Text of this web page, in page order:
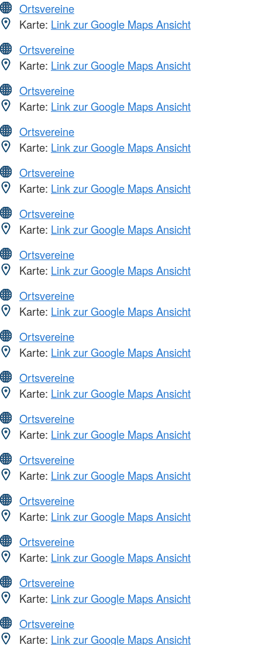
Ortsvereine
Karte: Link zur Google Maps Ansicht
Ortsvereine
Karte: Link zur Google Maps Ansicht
Ortsvereine
Karte: Link zur Google Maps Ansicht
Ortsvereine
Karte: Link zur Google Maps Ansicht
Ortsvereine
Karte: Link zur Google Maps Ansicht
Ortsvereine
Karte: Link zur Google Maps Ansicht
Ortsvereine
Karte: Link zur Google Maps Ansicht
Ortsvereine
Karte: Link zur Google Maps Ansicht
Ortsvereine
Karte: Link zur Google Maps Ansicht
Ortsvereine
Karte: Link zur Google Maps Ansicht
Ortsvereine
Karte: Link zur Google Maps Ansicht
Ortsvereine
Karte: Link zur Google Maps Ansicht
Ortsvereine
Karte: Link zur Google Maps Ansicht
Ortsvereine
Karte: Link zur Google Maps Ansicht
Ortsvereine
Karte: Link zur Google Maps Ansicht
Ortsvereine
Karte: Link zur Google Maps Ansicht